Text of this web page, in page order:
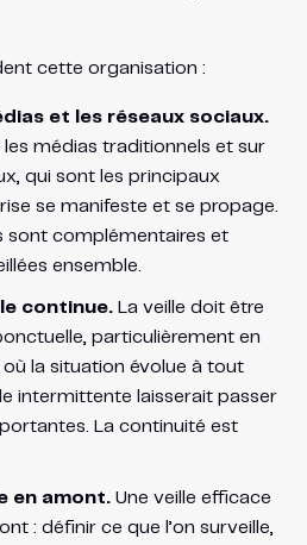
cette organisation :
et les réseaux sociaux.
médias traditionnels et sur
qui sont les principaux
se manifeste et se propage.
sont complémentaires et
ensemble.
continue.La veille doit être
particulièrement en
la situation évolue à tout
intermittente laisserait passer
La continuité est
en amont.Une veille efficace
: définir ce que l’on surveille,